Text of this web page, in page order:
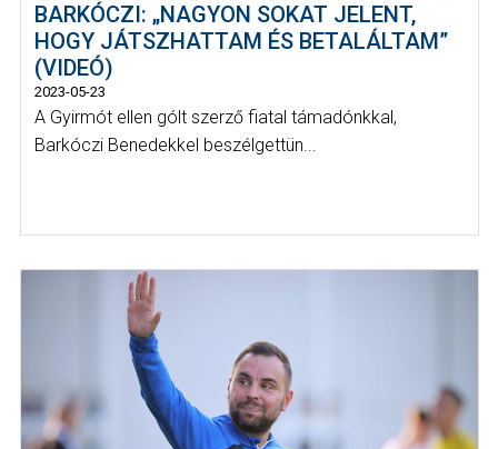
BARKÓCZI: „NAGYON SOKAT JELENT,
HOGY JÁTSZHATTAM ÉS BETALÁLTAM”
(VIDEÓ)
2023-05-23
A Gyirmót ellen gólt szerző fiatal támadónkkal,
Barkóczi Benedekkel beszélgettün...